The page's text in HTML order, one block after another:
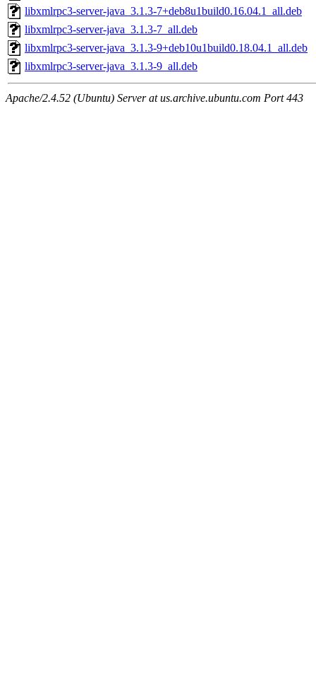
libxmlrpc3-server-java_3.1.3-7+deb8u1build0.16.04.1_all.deb
libxmlrpc3-server-java_3.1.3-7_all.deb
libxmlrpc3-server-java_3.1.3-9+deb10u1build0.18.04.1_all.deb
libxmlrpc3-server-java_3.1.3-9_all.deb
Apache/2.4.52 (Ubuntu) Server at us.archive.ubuntu.com Port 443